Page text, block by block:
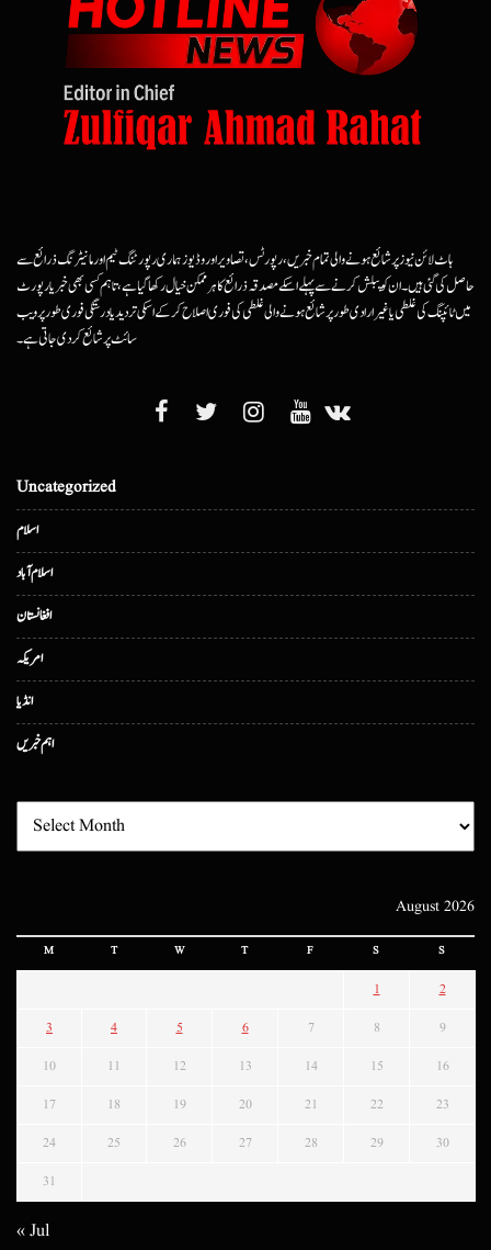
ہاٹ لائن نیوز پر شائع ہونے والی تمام خبریں، رپورٹس، تصاویر اور وڈیوز ہماری رپورٹنگ ٹیم اور مانیٹرنگ ذرائع سے
حاصل کی گئی ہیں۔ ان کو پبلش کرنے سے پہلے اسکے مصدقہ ذرائع کا ہرممکن خیال رکھا گیا ہے، تاہم کسی بھی خبر یا رپورٹ
میں ٹائپنگ کی غلطی یا غیرارادی طور پر شائع ہونے والی غلطی کی فوری اصلاح کرکے اسکی تردید یا درستگی فوری طور پر ویب
سائٹ پر شائع کردی جاتی ہے۔
Uncategorized
اسلام
اسلام آباد
افغانستان
امریکہ
انڈیا
اہم خبریں
August 2026
M T W T F S S
1 2
3 4 5 6 7 8 9
10 11 12 13 14 15 16
17 18 19 20 21 22 23
24 25 26 27 28 29 30
31
« Jul